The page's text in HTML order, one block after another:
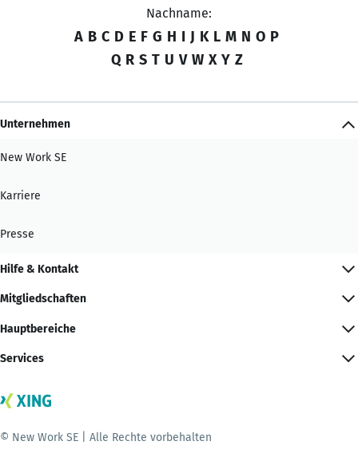
Nachname:
A B C D E F G H I J K L M N O P
Q R S T U V W X Y Z
Unternehmen
New Work SE
Karriere
Presse
Hilfe & Kontakt
Mitgliedschaften
Hauptbereiche
Services
© New Work SE | Alle Rechte vorbehalten